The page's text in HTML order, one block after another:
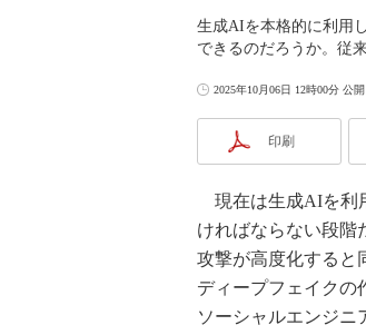
生成AIを本格的に利用
できるのだろうか。従
2025年10月06日 12時00分 公開
印刷
現在は生成AIを利
ければならない段階
攻撃が高度化すると
ディープフェイクの
ソーシャルエンジニ